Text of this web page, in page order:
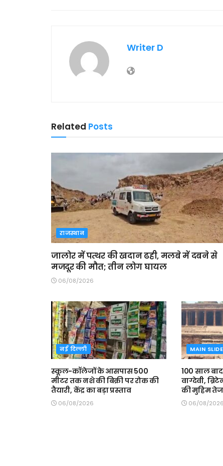
Writer D
Related Posts
राजस्थान
जालोर में पत्थर की खदान ढही, मलबे में दबने से
मजदूर की मौत; तीन लोग घायल
06/08/2026
नई दिल्ली
स्कूल-कॉलेजों के आसपास 500
मीटर तक नशे की बिक्री पर रोक की
तैयारी, केंद्र का बड़ा प्रस्ताव
06/08/2026
MAIN
100 साल
वाग्देवी,
की मुहिम तेज
06/08/2026